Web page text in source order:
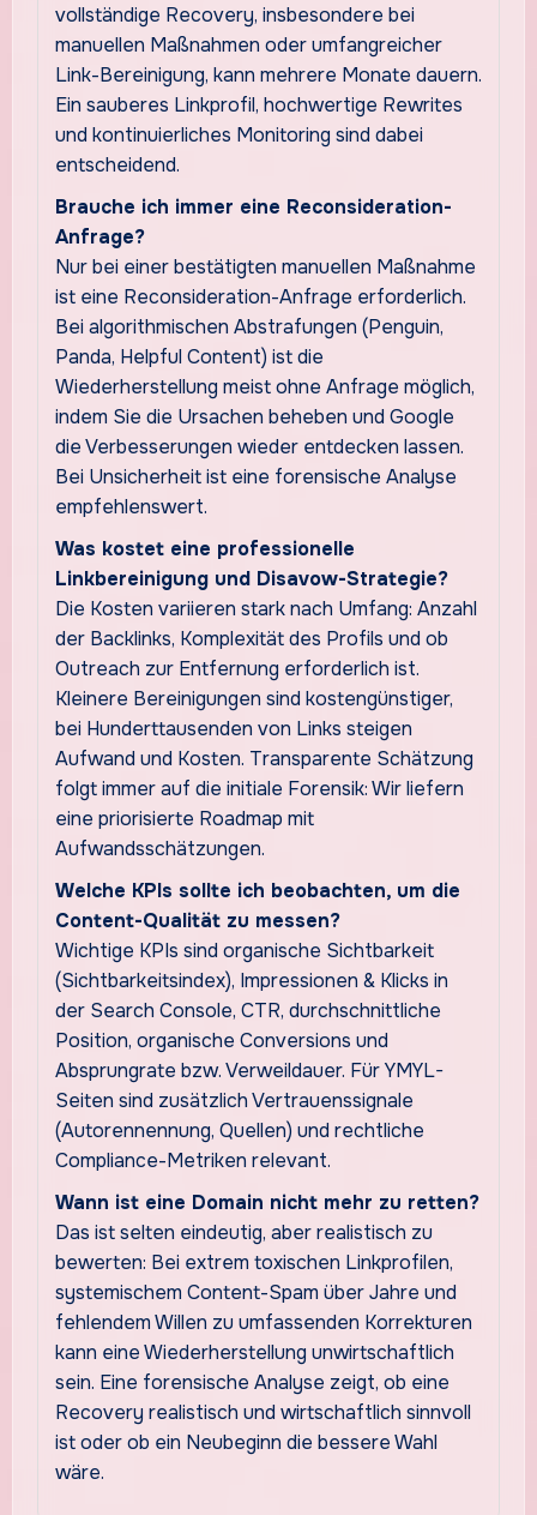
vollständige Recovery, insbesondere bei
manuellen Maßnahmen oder umfangreicher
Link-Bereinigung, kann mehrere Monate dauern.
Ein sauberes Linkprofil, hochwertige Rewrites
und kontinuierliches Monitoring sind dabei
entscheidend.
Brauche ich immer eine Reconsideration-
Anfrage?
Nur bei einer bestätigten manuellen Maßnahme
ist eine Reconsideration-Anfrage erforderlich.
Bei algorithmischen Abstrafungen (Penguin,
Panda, Helpful Content) ist die
Wiederherstellung meist ohne Anfrage möglich,
indem Sie die Ursachen beheben und Google
die Verbesserungen wieder entdecken lassen.
Bei Unsicherheit ist eine forensische Analyse
empfehlenswert.
Was kostet eine professionelle
Linkbereinigung und Disavow-Strategie?
Die Kosten variieren stark nach Umfang: Anzahl
der Backlinks, Komplexität des Profils und ob
Outreach zur Entfernung erforderlich ist.
Kleinere Bereinigungen sind kostengünstiger,
bei Hunderttausenden von Links steigen
Aufwand und Kosten. Transparente Schätzung
folgt immer auf die initiale Forensik: Wir liefern
eine priorisierte Roadmap mit
Aufwandsschätzungen.
Welche KPIs sollte ich beobachten, um die
Content-Qualität zu messen?
Wichtige KPIs sind organische Sichtbarkeit
(Sichtbarkeitsindex), Impressionen & Klicks in
der Search Console, CTR, durchschnittliche
Position, organische Conversions und
Absprungrate bzw. Verweildauer. Für YMYL-
Seiten sind zusätzlich Vertrauenssignale
(Autorennennung, Quellen) und rechtliche
Compliance-Metriken relevant.
Wann ist eine Domain nicht mehr zu retten?
Das ist selten eindeutig, aber realistisch zu
bewerten: Bei extrem toxischen Linkprofilen,
systemischem Content-Spam über Jahre und
fehlendem Willen zu umfassenden Korrekturen
kann eine Wiederherstellung unwirtschaftlich
sein. Eine forensische Analyse zeigt, ob eine
Recovery realistisch und wirtschaftlich sinnvoll
ist oder ob ein Neubeginn die bessere Wahl
wäre.